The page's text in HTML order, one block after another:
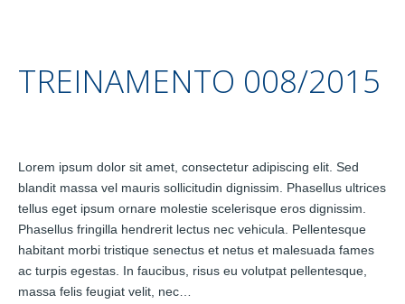
TREINAMENTO 008/2015
Lorem ipsum dolor sit amet, consectetur adipiscing elit. Sed
blandit massa vel mauris sollicitudin dignissim. Phasellus ultrices
tellus eget ipsum ornare molestie scelerisque eros dignissim.
Phasellus fringilla hendrerit lectus nec vehicula. Pellentesque
habitant morbi tristique senectus et netus et malesuada fames
ac turpis egestas. In faucibus, risus eu volutpat pellentesque,
massa felis feugiat velit, nec…